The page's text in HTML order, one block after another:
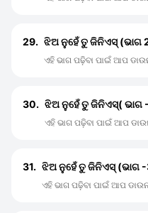
29. ଝିଅ ନୁହେଁ ତୁ ଜିନିଏସ୍ (ଭାଗ
ଏହି ଭାଗ ପଢ଼ିବା ପାଇଁ ଆପ
30. ଝିଅ ନୁହେଁ ତୁ ଜିନିଏସ୍( ଭାଗ
ଏହି ଭାଗ ପଢ଼ିବା ପାଇଁ ଆପ
31. ଝିଅ ନୁହେଁ ତୁ ଜିନିଏସ୍ (ଭାଗ -
ଏହି ଭାଗ ପଢ଼ିବା ପାଇଁ ଆପ